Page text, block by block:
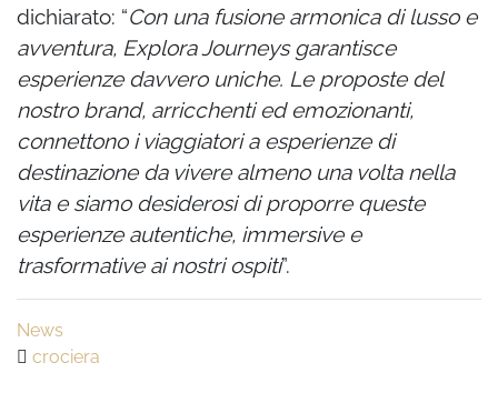
dichiarato: “Con una fusione armonica di lusso e
avventura, Explora Journeys garantisce
esperienze davvero uniche. Le proposte del
nostro brand, arricchenti ed emozionanti,
connettono i viaggiatori a esperienze di
destinazione da vivere almeno una volta nella
vita e siamo desiderosi di proporre queste
esperienze autentiche, immersive e
trasformative ai nostri ospiti”.
News
crociera